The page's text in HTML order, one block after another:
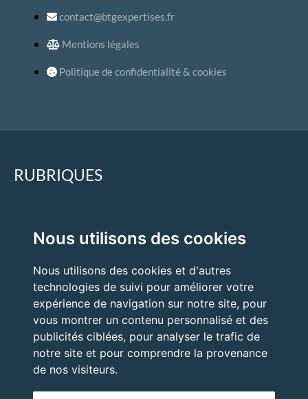
Nous utilisons des cookies
Nous utilisons des cookies et d'autres
technologies de suivi pour améliorer votre
expérience de navigation sur notre site, pour
vous montrer un contenu personnalisé et des
publicités ciblées, pour analyser le trafic de
notre site et pour comprendre la provenance
de nos visiteurs.
contact@btgexpertises.fr
Mentions légales
Politique de confidentialité & cookies
RUBRIQUES
Quand faire appel à un expert ?
Nos expertises
Nos prestations